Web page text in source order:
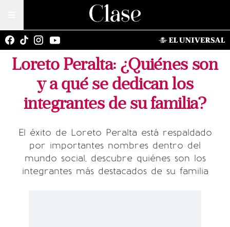
Loreto Peralta: ¿Quiénes son
y a qué se dedican los
integrantes de su familia?
El éxito de Loreto Peralta está respaldado
por importantes nombres dentro del
mundo social, descubre quiénes son los
integrantes más destacados de su familia